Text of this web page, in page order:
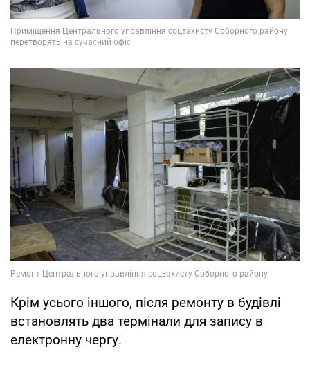
Крім усього іншого, після ремонту в будівлі
встановлять два термінали для запису в
електронну чергу.